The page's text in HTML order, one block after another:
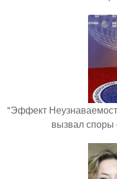
"Эффект
вызвал споры